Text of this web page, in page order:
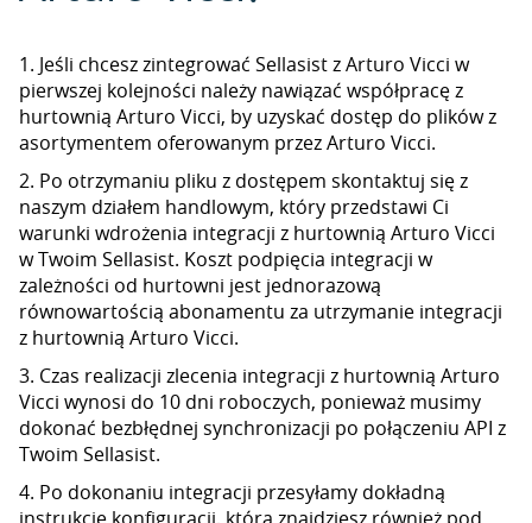
1. Jeśli chcesz zintegrować Sellasist z Arturo Vicci w
pierwszej kolejności należy nawiązać współpracę z
hurtownią Arturo Vicci, by uzyskać dostęp do plików z
asortymentem oferowanym przez Arturo Vicci.
2. Po otrzymaniu pliku z dostępem skontaktuj się z
naszym działem handlowym, który przedstawi Ci
warunki wdrożenia integracji z hurtownią Arturo Vicci
w Twoim Sellasist. Koszt podpięcia integracji w
zależności od hurtowni jest jednorazową
równowartością abonamentu za utrzymanie integracji
z hurtownią Arturo Vicci.
3. Czas realizacji zlecenia integracji z hurtownią Arturo
Vicci wynosi do 10 dni roboczych, ponieważ musimy
dokonać bezbłędnej synchronizacji po połączeniu API z
Twoim Sellasist.
4. Po dokonaniu integracji przesyłamy dokładną